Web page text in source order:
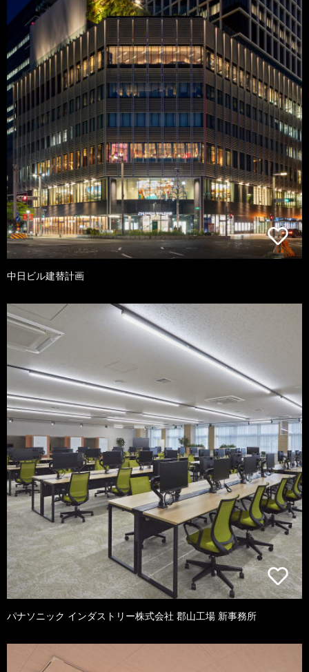
中日ビル建替計画
パナソニック インダストリー株式会社 郡山工場 新事務所